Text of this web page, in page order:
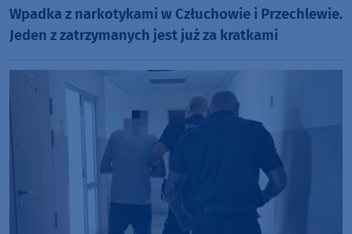
Wpadka z narkotykami w Człuchowie i Przechlewie.
Jeden z zatrzymanych jest już za kratkami